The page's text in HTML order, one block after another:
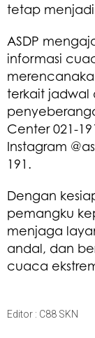
tetap menjadi
ASDP
informasi
terkait jadwal
Center 021-
Instagram
191.
Dengan
pemangku
menjaga
andal, dan
cuaca
Editor : C88 SKN